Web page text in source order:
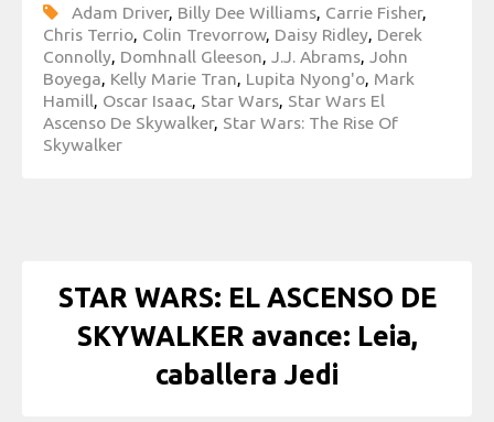
Adam Driver, Billy Dee Williams, Carrie Fisher,
Chris Terrio, Colin Trevorrow, Daisy Ridley, Derek
Connolly, Domhnall Gleeson, J.J. Abrams, John
Boyega, Kelly Marie Tran, Lupita Nyong'o, Mark
Hamill, Oscar Isaac, Star Wars, Star Wars El
Ascenso De Skywalker, Star Wars: The Rise Of
Skywalker
STAR WARS: EL ASCENSO DE
SKYWALKER avance: Leia,
caballera Jedi